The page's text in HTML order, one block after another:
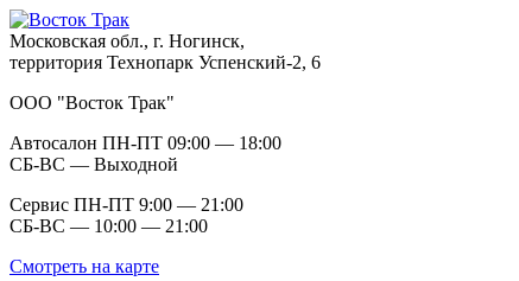
Московская обл., г. Ногинск,
территория Технопарк Успенский-2, 6
ООО "Восток Трак"
Автосалон ПН-ПТ 09:00 — 18:00
СБ-ВС — Выходной
Сервис ПН-ПТ 9:00 — 21:00
СБ-ВС — 10:00 — 21:00
Смотреть на карте